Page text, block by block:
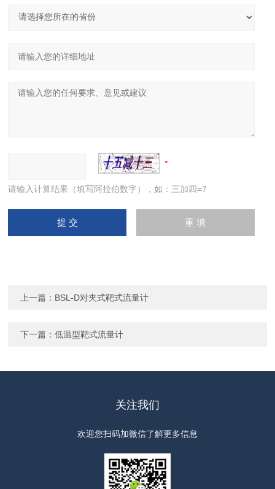
请输入计算结果（填写阿拉伯数字），如：三加四=7
上一篇： BSL-D对夹式靶式流量计
下一篇：低温型靶式流量计
关注我们
欢迎您扫码加微信了解更多信息